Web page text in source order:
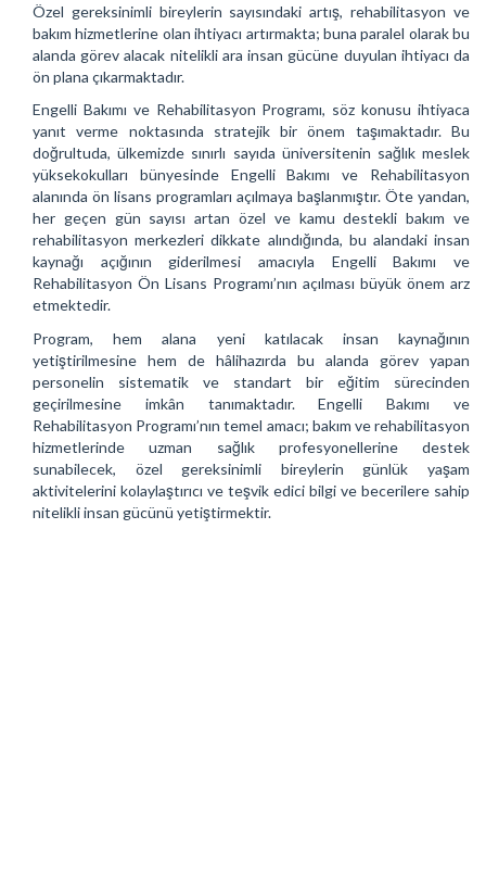
Özel gereksinimli bireylerin sayısındaki artış, rehabilitasyon ve
bakım hizmetlerine olan ihtiyacı artırmakta; buna paralel olarak bu
alanda görev alacak nitelikli ara insan gücüne duyulan ihtiyacı da
ön plana çıkarmaktadır.
Engelli Bakımı ve Rehabilitasyon Programı, söz konusu ihtiyaca
yanıt verme noktasında stratejik bir önem taşımaktadır. Bu
doğrultuda, ülkemizde sınırlı sayıda üniversitenin sağlık meslek
yüksekokulları bünyesinde Engelli Bakımı ve Rehabilitasyon
alanında ön lisans programları açılmaya başlanmıştır. Öte yandan,
her geçen gün sayısı artan özel ve kamu destekli bakım ve
rehabilitasyon merkezleri dikkate alındığında, bu alandaki insan
kaynağı açığının giderilmesi amacıyla Engelli Bakımı ve
Rehabilitasyon Ön Lisans Programı’nın açılması büyük önem arz
etmektedir.
Program, hem alana yeni katılacak insan kaynağının
yetiştirilmesine hem de hâlihazırda bu alanda görev yapan
personelin sistematik ve standart bir eğitim sürecinden
geçirilmesine imkân tanımaktadır. Engelli Bakımı ve
Rehabilitasyon Programı’nın temel amacı; bakım ve rehabilitasyon
hizmetlerinde uzman sağlık profesyonellerine destek
sunabilecek, özel gereksinimli bireylerin günlük yaşam
aktivitelerini kolaylaştırıcı ve teşvik edici bilgi ve becerilere sahip
nitelikli insan gücünü yetiştirmektir.